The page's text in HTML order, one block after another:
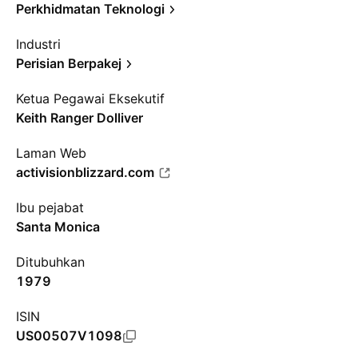
Perkhidmatan Teknologi
Industri
Perisian Berpakej
Ketua Pegawai Eksekutif
Keith Ranger Dolliver
Laman Web
activisionblizzard.com
Ibu pejabat
Santa Monica
Ditubuhkan
1979
ISIN
US00507V1098